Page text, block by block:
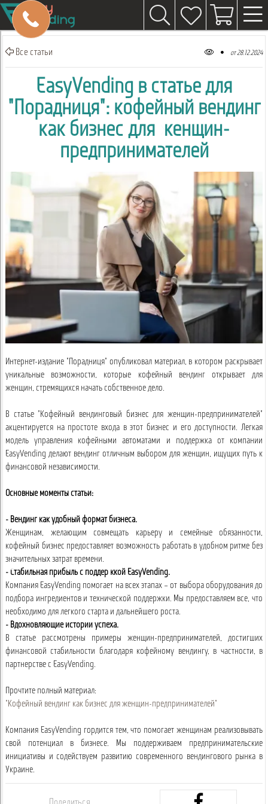
Все статьи от 28.12.2024
EasyVending в статье для
"Порадниця": кофейный вендинг
как бизнес для женщин-
предпринимателей
Интернет-издание "Порадниця" опубликовал материал, в котором раскрывает
уникальные возможности, которые кофейный вендинг открывает для
женщин, стремящихся начать собственное дело.
В статье "Кофейный вендинговый бизнес для женщин-предпринимателей"
акцентируется на простоте входа в этот бизнес и его доступности. Легкая
модель управления кофейными автоматами и поддержка от компании
EasyVending делают вендинг отличным выбором для женщин, ищущих путь к
финансовой независимости.
Основные моменты статьи:
- Вендинг как удобный формат бизнеса.
Женщинам, желающим совмещать карьеру и семейные обязанности,
кофейный бизнес предоставляет возможность работать в удобном ритме без
значительных затрат времени.
- Стабильная прибыль с поддержкой EasyVending.
Компания EasyVending помогает на всех этапах – от выбора оборудования до
подбора ингредиентов и технической поддержки. Мы предоставляем все, что
необходимо для легкого старта и дальнейшего роста.
- Вдохновляющие истории успеха.
В статье рассмотрены примеры женщин-предпринимателей, достигших
финансовой стабильности благодаря кофейному вендингу, в частности, в
партнерстве с EasyVending.
Прочтите полный материал:
"Кофейный вендинг как бизнес для женщин-предпринимателей"
Компания EasyVending гордится тем, что помогает женщинам реализовывать
свой потенциал в бизнесе. Мы поддерживаем предпринимательские
инициативы и содействуем развитию современного вендингового рынка в
Украине.